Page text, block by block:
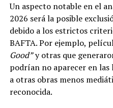
Un aspecto notable en el
2026 será la posible
debido a los estrictos
BAFTA. Por ejemplo,
Good”y otras que
podrían no aparecer en las
a otras obras menos
reconocida.